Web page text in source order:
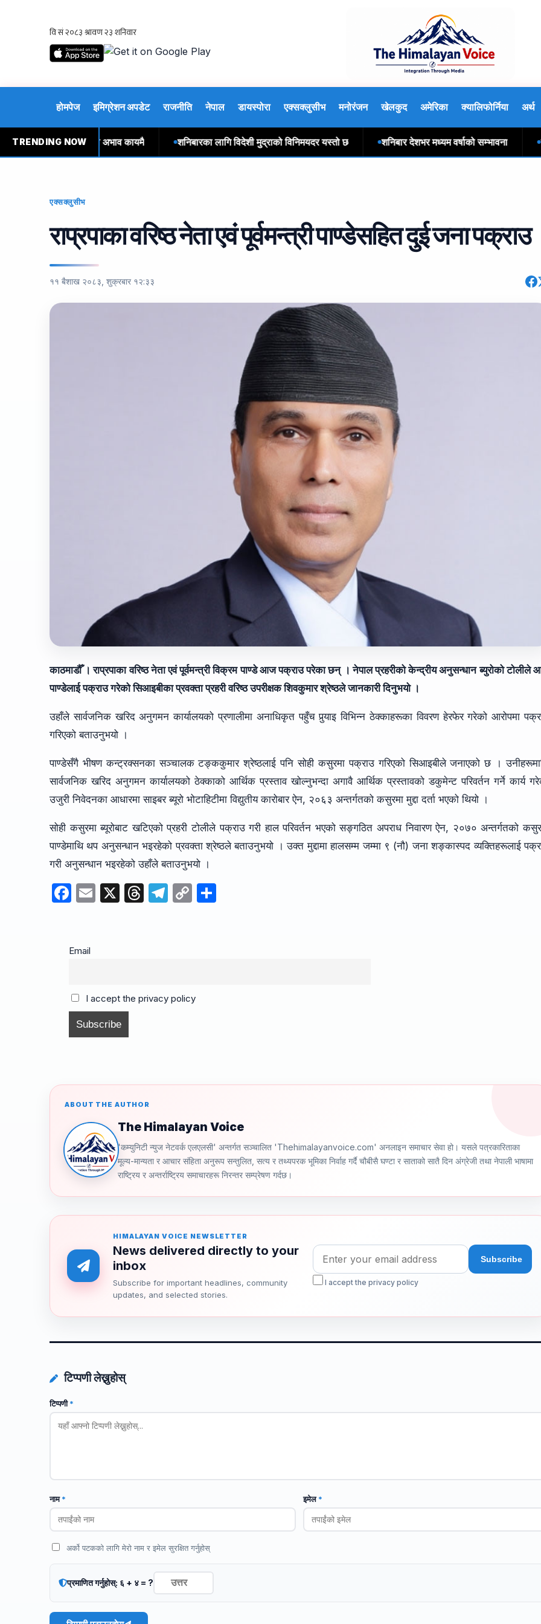
होमपेज इमिग्रेशन अपडेट राजनीति नेपाल डायस्पोरा एक्सक्लुसीभ मनोरंजन खेलकुद अमेरिका क्यालिफोर्निया अर्थ
TRENDING NOW
वितरण : सुर्खेतमा अभाव कायमै शनिबारका लागि विदेशी मुद्राको विनिमयदर यस्तो छ शनिबार देशभर मध्यम वर्षाको सम्भावना
एक्सक्लुसीभ
राप्रपाका वरिष्ठ नेता एवं पूर्वमन्त्री पाण्डेसहित दुई जना पक्राउ
११ बैशाख २०८३, शुक्रबार १२:३३
काठमाडौँ । राप्रपाका वरिष्ठ नेता एवं पूर्वमन्त्री विक्रम पाण्डे आज पक्राउ परेका छन् । नेपाल प्रहरीको केन्द्रीय अनुसन्धान ब्युरोको टोलीले
पाण्डेलाई पक्राउ गरेको सिआइबीका प्रवक्ता प्रहरी वरिष्ठ उपरीक्षक शिवकुमार श्रेष्ठले जानकारी दिनुभयो ।
उहाँले सार्वजनिक खरिद अनुगमन कार्यालयको प्रणालीमा अनाधिकृत पहुँच पुर्‍याइ विभिन्न ठेक्काहरूका विवरण हेरफेर गरेको आरोपमा
गरिएको बताउनुभयो ।
पाण्डेसँगै भीषण कन्ट्रक्सनका सञ्चालक टङ्ककुमार श्रेष्ठलाई पनि सोही कसुरमा पक्राउ गरिएको सिआइबीले जनाएको छ ।
सार्वजनिक खरिद अनुगमन कार्यालयको ठेक्काको आर्थिक प्रस्ताव खोल्नुभन्दा अगावै आर्थिक प्रस्तावको डकुमेन्ट परिवर्तन गर्ने कार्य
उजुरी निवेदनका आधारमा साइबर ब्यूरो भोटाहिटीमा विद्युतीय कारोबार ऐन, २०६३ अन्तर्गतको कसुरमा मुद्दा दर्ता भएको थियो ।
सोही कसुरमा ब्यूरोबाट खटिएको प्रहरी टोलीले पक्राउ गरी हाल परिवर्तन भएको सङ्गठित अपराध निवारण ऐन, २०७० अन्तर्गतको
पाण्डेमाथि थप अनुसन्धान भइरहेको प्रवक्ता श्रेष्ठले बताउनुभयो । उक्त मुद्दामा हालसम्म जम्मा ९ (नौ) जना शङ्कास्पद व्यक्तिहरूलाई
गरी अनुसन्धान भइरहेको उहाँले बताउनुभयो ।
F
e
o
o
k
E
X
T
s
T
m
C
k
Email
I accept the privacy policy
ABOUT THE AUTHOR
The Himalayan Voice
'कम्युनिटी न्युज नेटवर्क एलएलसी' अन्तर्गत सञ्चालित 'Thehimalayanvoice.com' अनलाइन समाचार सेवा हो। यसले पत्रकारिताका
मूल्य-मान्यता र आचार संहिता अनुरूप सन्तुलित, सत्य र तथ्यपरक भूमिका निर्वाह गर्दै चौबीसै घण्टा र साताको सातै दिन अंग्रेजी तथा नेपाली भाषामा
राष्ट्रिय र अन्तर्राष्ट्रिय समाचारहरू निरन्तर सम्प्रेषण गर्दछ।
HIMALAYAN VOICE NEWSLETTER
News delivered directly to your
inbox
Subscribe for important headlines, community
updates, and selected stories.
I accept the privacy policy
टिप्पणी लेख्नुहोस्
टिप्पणी*
नाम* इमेल*
अर्को पटकको लागि मेरो नाम र इमेल सुरक्षित गर्नुहोस्
प्रमाणित गर्नुहोस्: ६ + ४ = ?